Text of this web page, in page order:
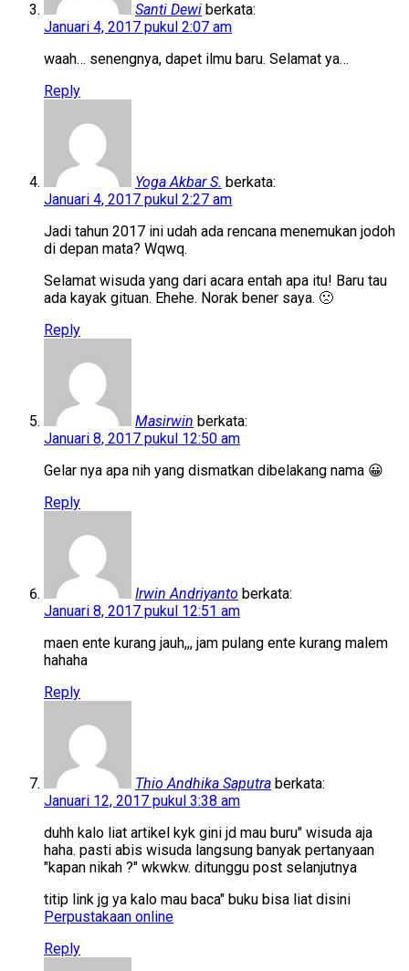
Santi Dewi berkata:
Januari 4, 2017 pukul 2:07 am
waah… senengnya, dapet ilmu baru. Selamat ya…
Reply
Yoga Akbar S. berkata:
Januari 4, 2017 pukul 2:27 am
Jadi tahun 2017 ini udah ada rencana menemukan jodoh
di depan mata? Wqwq.
Selamat wisuda yang dari acara entah apa itu! Baru tau
ada kayak gituan. Ehehe. Norak bener saya. 🙁
Reply
Masirwin berkata:
Januari 8, 2017 pukul 12:50 am
Gelar nya apa nih yang dismatkan dibelakang nama 😀
Reply
Irwin Andriyanto berkata:
Januari 8, 2017 pukul 12:51 am
maen ente kurang jauh,,, jam pulang ente kurang malem
hahaha
Reply
Thio Andhika Saputra berkata:
Januari 12, 2017 pukul 3:38 am
duhh kalo liat artikel kyk gini jd mau buru" wisuda aja
haha. pasti abis wisuda langsung banyak pertanyaan
"kapan nikah ?" wkwkw. ditunggu post selanjutnya
titip link jg ya kalo mau baca" buku bisa liat disini
Perpustakaan online
Reply